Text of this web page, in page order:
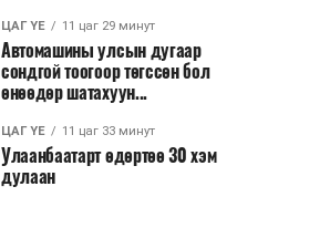
ЦАГ ҮЕ 11 цаг 29 минут
Автомашины улсын дугаар
сондгой тоогоор төгссөн бол
өнөөдөр шатахуун...
ЦАГ ҮЕ 11 цаг 33 минут
Улаанбаатарт өдөртөө 30 хэм
дулаан